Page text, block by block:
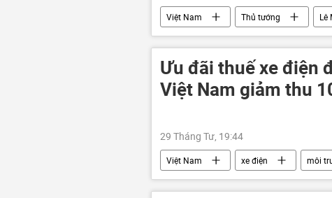
Việt Nam Thủ tướng Lê
Ngân hàng Nhà nước
kinh tế thị
Ưu đãi thuế xe điện
Việt Nam giảm thu
29 Tháng Tư, 19:44
Việt Nam xe điện môi
Chính trị